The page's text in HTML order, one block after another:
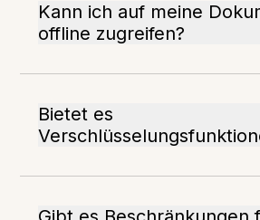
Kann ich auf meine
offline zugreifen?
Bietet es